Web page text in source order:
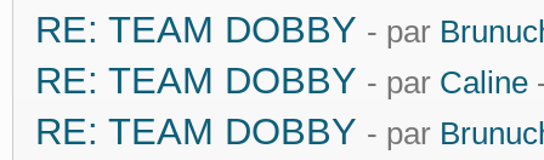
RE: TEAM DOBBY - par
RE: TEAM DOBBY - par Caline
RE: TEAM DOBBY - par